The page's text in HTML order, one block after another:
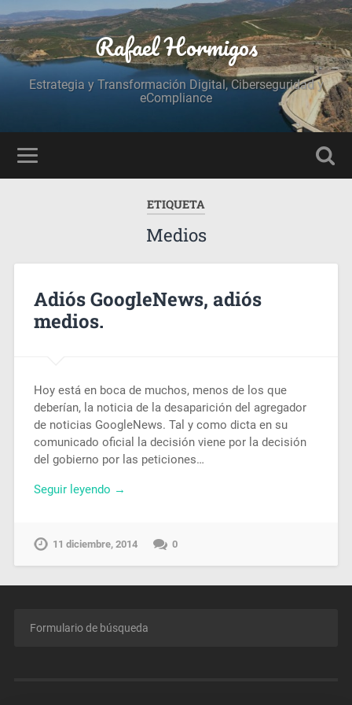
Rafael Hormigos
Estrategia y Transformación Digital, Ciberseguridad y
eCompliance
ETIQUETA
Medios
Adiós GoogleNews, adiós
medios.
Hoy está en boca de muchos, menos de los que
deberían, la noticia de la desaparición del agregador
de noticias GoogleNews. Tal y como dicta en su
comunicado oficial la decisión viene por la decisión
del gobierno por las peticiones…
Seguir leyendo →
11 diciembre, 2014 0